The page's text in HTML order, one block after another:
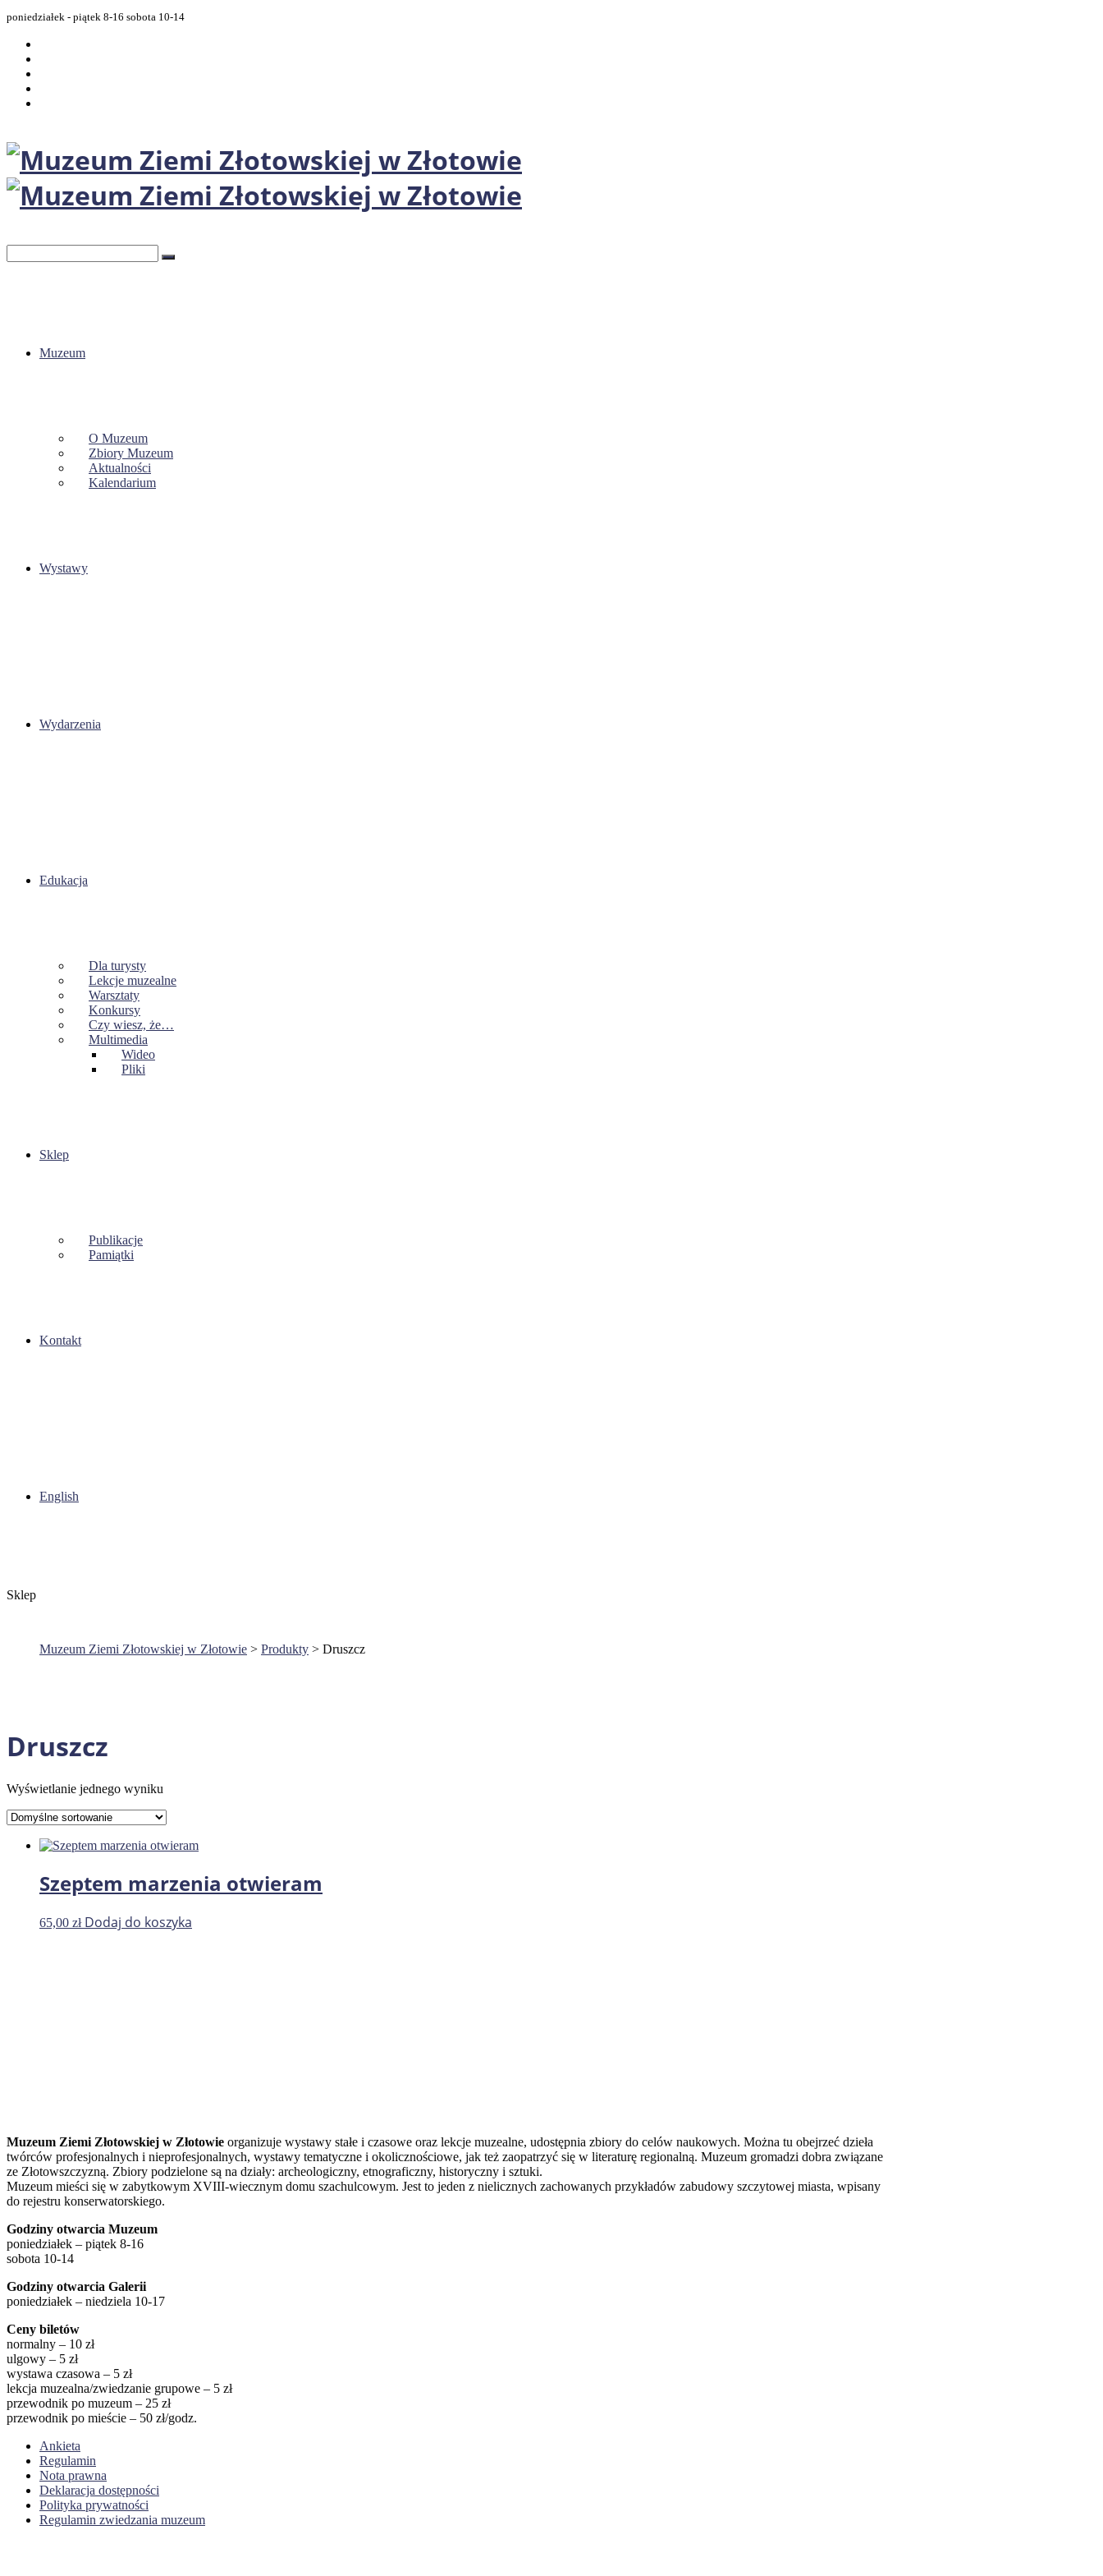
poniedziałek - piątek 8-16 sobota 10-14
Muzeum
O Muzeum
Zbiory Muzeum
Aktualności
Kalendarium
Wystawy
Wydarzenia
Edukacja
Dla turysty
Lekcje muzealne
Warsztaty
Konkursy
Czy wiesz, że…
Multimedia
Wideo
Pliki
Sklep
Publikacje
Pamiątki
Kontakt
English
Sklep
Muzeum Ziemi Złotowskiej w Złotowie > Produkty > Druszcz
Druszcz
Wyświetlanie jednego wyniku
Szeptem marzenia otwieram
65,00 zł Dodaj do koszyka
Muzeum Ziemi Złotowskiej w Złotowie organizuje wystawy stałe i czasowe oraz lekcje muzealne, udostępnia zbiory do celów naukowych. Można tu obejrzeć dzieła
twórców profesjonalnych i nieprofesjonalnych, wystawy tematyczne i okolicznościowe, jak też zaopatrzyć się w literaturę regionalną. Muzeum gromadzi dobra związane
ze Złotowszczyzną. Zbiory podzielone są na działy: archeologiczny, etnograficzny, historyczny i sztuki.
Muzeum mieści się w zabytkowym XVIII-wiecznym domu szachulcowym. Jest to jeden z nielicznych zachowanych przykładów zabudowy szczytowej miasta, wpisany
do rejestru konserwatorskiego.
Godziny otwarcia Muzeum
poniedziałek – piątek 8-16
sobota 10-14
Godziny otwarcia Galerii
poniedziałek – niedziela 10-17
Ceny biletów
normalny – 10 zł
ulgowy – 5 zł
wystawa czasowa – 5 zł
lekcja muzealna/zwiedzanie grupowe – 5 zł
przewodnik po muzeum – 25 zł
przewodnik po mieście – 50 zł/godz.
Ankieta
Regulamin
Nota prawna
Deklaracja dostępności
Polityka prywatności
Regulamin zwiedzania muzeum